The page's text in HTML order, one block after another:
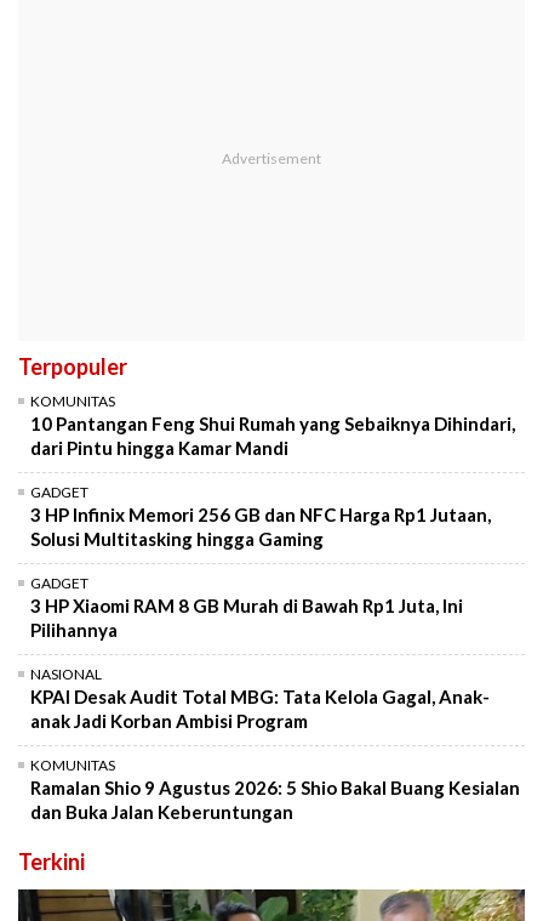
Terpopuler
KOMUNITAS
10 Pantangan Feng Shui Rumah yang Sebaiknya Dihindari,
dari Pintu hingga Kamar Mandi
GADGET
3 HP Infinix Memori 256 GB dan NFC Harga Rp1 Jutaan,
Solusi Multitasking hingga Gaming
GADGET
3 HP Xiaomi RAM 8 GB Murah di Bawah Rp1 Juta, Ini
Pilihannya
NASIONAL
KPAI Desak Audit Total MBG: Tata Kelola Gagal, Anak-
anak Jadi Korban Ambisi Program
KOMUNITAS
Ramalan Shio 9 Agustus 2026: 5 Shio Bakal Buang Kesialan
dan Buka Jalan Keberuntungan
Terkini